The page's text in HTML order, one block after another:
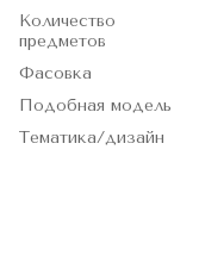
Количество
предметов
Фасовка
Подобная модель
Тематика/дизайн